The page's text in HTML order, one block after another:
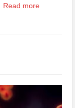
Read more